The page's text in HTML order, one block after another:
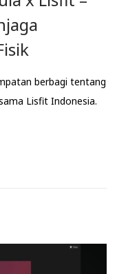
berbagi tentang
Lisfit Indonesia.